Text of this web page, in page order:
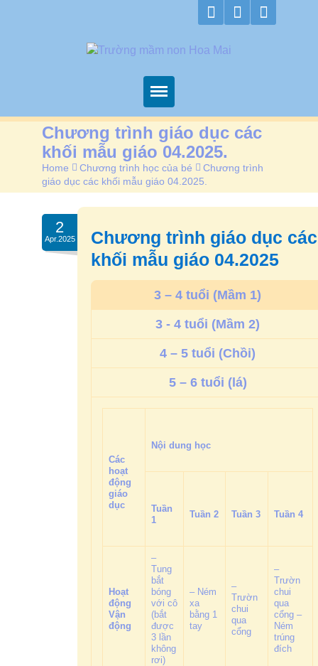
Trang chủ
Về Hoa Mai
Chương trình học
Thông tin
Các hoạt động
Xem camera
Chương trình giáo dục các
khối mẫu giáo 04.2025.
Home > Chương trình học của bé > Chương trình
giáo dục các khối mẫu giáo 04.2025.
2
Apr.2025
Chương trình giáo dục các
khối mẫu giáo 04.2025
3 – 4 tuổi (Mầm 1)
3 - 4 tuổi (Mầm 2)
4 – 5 tuổi (Chồi)
5 – 6 tuổi (lá)
Các
hoạt
động
giáo
dục
Nội dung học
Tuần
1
Tuần 2 Tuần 3 Tuần 4
Hoạt
động
Vận
động
–
Tung
bắt
bóng
với cô
(bắt
được
3 lần
không
rơi)
– Ném
xa
bằng 1
tay
–
Trườn
chui
qua
cổng
–
Trườn
chui
qua
cổng –
Ném
trúng
đích